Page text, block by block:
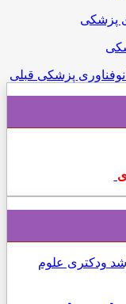
پزشکی
پزشکی قبلی